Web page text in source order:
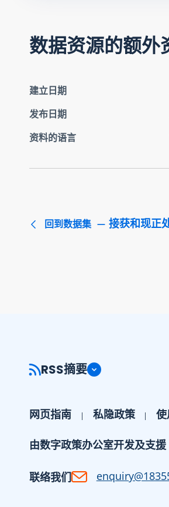
数据资源的额外
建立日期
发布日期
资料的语言
回到数据集 接获和现正
RSS摘要
网页指南 私隐政策
由数字政策办公室开发及支援
联络我们